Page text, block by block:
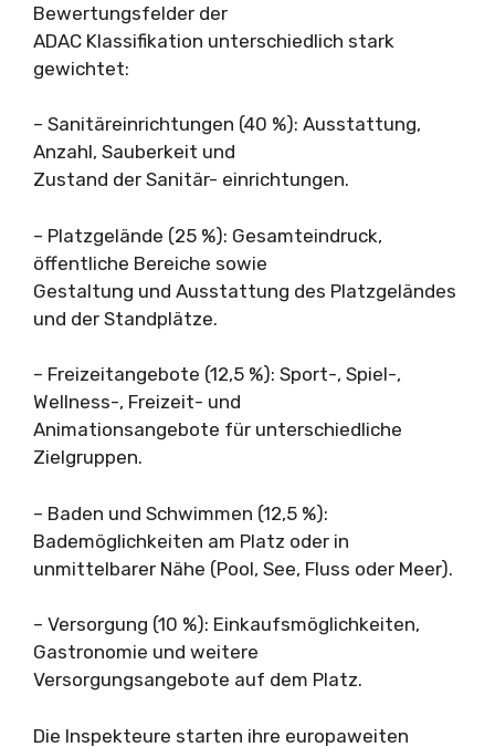
Bewertungsfelder der
ADAC Klassifikation unterschiedlich stark
gewichtet:
– Sanitäreinrichtungen (40 %): Ausstattung,
Anzahl, Sauberkeit und
Zustand der Sanitär- einrichtungen.
– Platzgelände (25 %): Gesamteindruck,
öffentliche Bereiche sowie
Gestaltung und Ausstattung des Platzgeländes
und der Standplätze.
– Freizeitangebote (12,5 %): Sport-, Spiel-,
Wellness-, Freizeit- und
Animationsangebote für unterschiedliche
Zielgruppen.
– Baden und Schwimmen (12,5 %):
Bademöglichkeiten am Platz oder in
unmittelbarer Nähe (Pool, See, Fluss oder Meer).
– Versorgung (10 %): Einkaufsmöglichkeiten,
Gastronomie und weitere
Versorgungsangebote auf dem Platz.
Die Inspekteure starten ihre europaweiten